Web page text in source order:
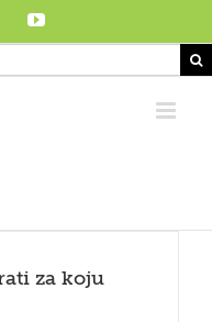
YouTube
za koju